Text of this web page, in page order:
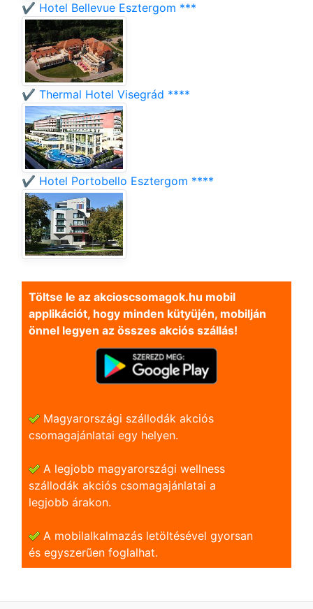
✔️ Hotel Bellevue Esztergom ***
✔️ Thermal Hotel Visegrád ****
✔️ Hotel Portobello Esztergom ****
Töltse le az akcioscsomagok.hu mobil
applikációt, hogy minden kütyüjén, mobilján
önnel legyen az összes akciós szállás!
Magyarországi szállodák akciós
csomagajánlatai egy helyen.
A legjobb magyarországi wellness
szállodák akciós csomagajánlatai a
legjobb árakon.
A mobilalkalmazás letöltésével gyorsan
és egyszerũen foglalhat.